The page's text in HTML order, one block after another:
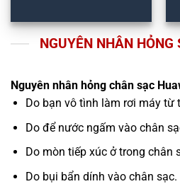
NGUYÊN NHÂN
Nguyên nhân hỏng chân sạc
Do bạn vô tình làm rơi máy từ
Do để nước ngấm vào chân
Do mòn tiếp xúc ở trong chân
Do bụi bẩn dính vào chân sạc.